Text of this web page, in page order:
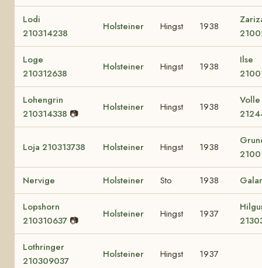
Lodi
210314238
Holsteiner Hingst 1938
Loge
210312638
Holsteiner Hingst 1938
Ilse
Lohengrin
210314338 📷
Holsteiner Hingst 1938
Volle
Loja 210313738 Holsteiner Hingst 1938
Nervige Holsteiner Sto 1938
Lopshorn
210310637 📷
Holsteiner Hingst 1937
Lothringer
210309037
Holsteiner Hingst 1937